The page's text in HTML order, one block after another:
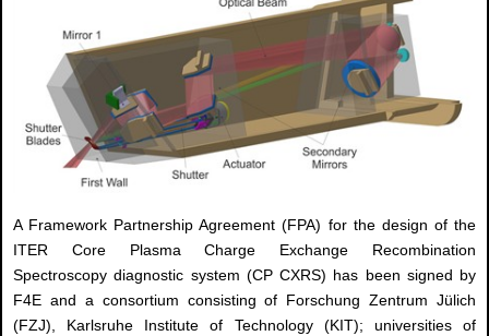
A Framework Partnership Agreement (FPA) for the design of the
ITER Core Plasma Charge Exchange Recombination
Spectroscopy diagnostic system (CP CXRS) has been signed by
F4E and a consortium consisting of Forschung Zentrum Jülich
(FZJ), Karlsruhe Institute of Technology (KIT); universities of